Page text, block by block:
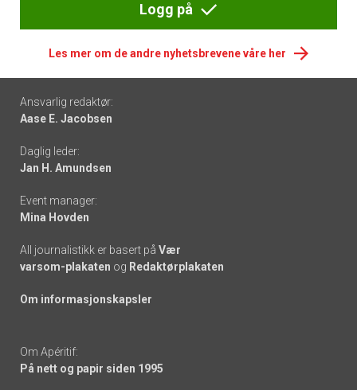
Logg på
Les mer om de andre nyhetsbrevene våre her
Footer
-
links
Ansvarlig redaktør:
Aase E. Jacobsen
Daglig leder:
Jan H. Amundsen
Event manager:
Mina Hovden
All journalistikk er basert på Vær
varsom-plakaten og Redaktørplakaten
Om informasjonskapsler
Om Apéritif:
På nett og papir siden 1995